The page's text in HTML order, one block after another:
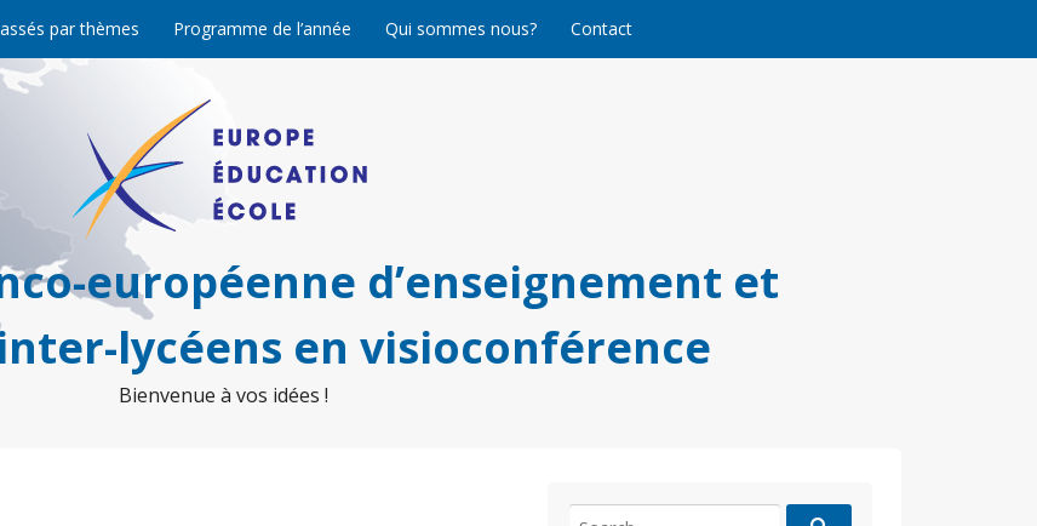
par thèmes Programme de l’année Qui sommes nous? Contact
européenne d’enseignement et
lycéens en visioconférence
Bienvenue à vos idées !